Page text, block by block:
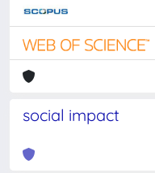
social impact